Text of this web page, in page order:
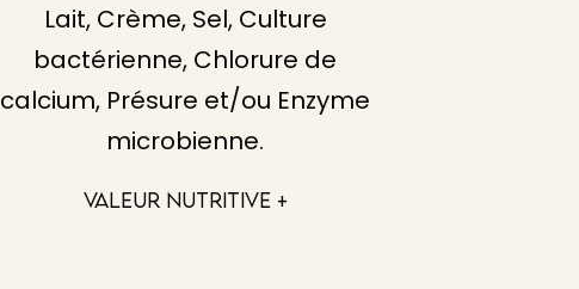
Lait, Crème, Sel, Culture
bactérienne, Chlorure de
calcium, Présure et/ou Enzyme
microbienne.
VALEUR NUTRITIVE +